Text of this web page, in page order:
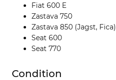
Fiat 600 E
Zastava 750
Zastava 850 (Jagst, Fica)
Seat 600
Seat 770
Condition